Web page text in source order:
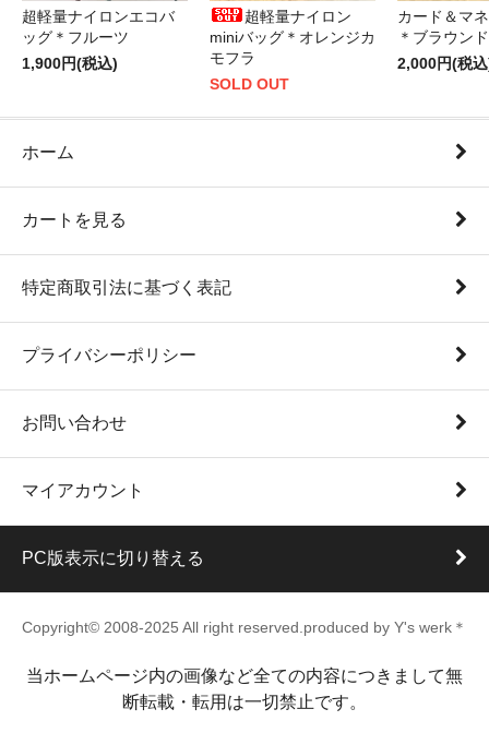
超軽量ナイロンエコバ
ッグ＊フルーツ
1,900円(税込)
超軽量ナイロン
miniバッグ＊オレンジカ
モフラ
SOLD OUT
カード＆マ
＊ブラウン
2,000円(税
ホーム
カートを見る
特定商取引法に基づく表記
プライバシーポリシー
お問い合わせ
マイアカウント
PC版表示に切り替える
Copyright© 2008-2025 All right reserved.produced by Y's werk＊
当ホームページ内の画像など全ての内容につきまして無
断転載・転用は一切禁止です。